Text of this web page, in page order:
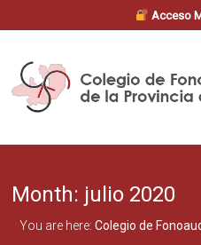
Acceso
content
Colegio
de
de
Month: julio 2020
You are here: Colegio de